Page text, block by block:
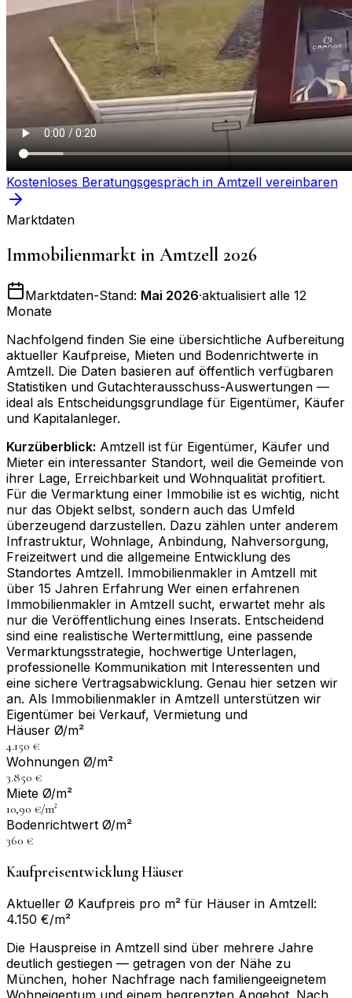
Kostenloses Beratungsgespräch in Amtzell vereinbaren
Marktdaten
Immobilienmarkt in Amtzell 2026
Marktdaten-Stand: Mai 2026·aktualisiert alle 12
Monate
Nachfolgend finden Sie eine übersichtliche Aufbereitung
aktueller Kaufpreise, Mieten und Bodenrichtwerte in
Amtzell. Die Daten basieren auf öffentlich verfügbaren
Statistiken und Gutachterausschuss-Auswertungen —
ideal als Entscheidungsgrundlage für Eigentümer, Käufer
und Kapitalanleger.
Kurzüberblick: Amtzell ist für Eigentümer, Käufer und
Mieter ein interessanter Standort, weil die Gemeinde von
ihrer Lage, Erreichbarkeit und Wohnqualität profitiert.
Für die Vermarktung einer Immobilie ist es wichtig, nicht
nur das Objekt selbst, sondern auch das Umfeld
überzeugend darzustellen. Dazu zählen unter anderem
Infrastruktur, Wohnlage, Anbindung, Nahversorgung,
Freizeitwert und die allgemeine Entwicklung des
Standortes Amtzell. Immobilienmakler in Amtzell mit
über 15 Jahren Erfahrung Wer einen erfahrenen
Immobilienmakler in Amtzell sucht, erwartet mehr als
nur die Veröffentlichung eines Inserats. Entscheidend
sind eine realistische Wertermittlung, eine passende
Vermarktungsstrategie, hochwertige Unterlagen,
professionelle Kommunikation mit Interessenten und
eine sichere Vertragsabwicklung. Genau hier setzen wir
an. Als Immobilienmakler in Amtzell unterstützen wir
Eigentümer bei Verkauf, Vermietung und
Häuser Ø/m²
4.150 €
Wohnungen Ø/m²
3.850 €
Miete Ø/m²
10,90 €/m²
Bodenrichtwert Ø/m²
360 €
Kaufpreisentwicklung Häuser
Aktueller Ø Kaufpreis pro m² für Häuser in Amtzell:
4.150 €/m²
Die Hauspreise in Amtzell sind über mehrere Jahre
deutlich gestiegen — getragen von der Nähe zu
München, hoher Nachfrage nach familiengeeignetem
Wohneigentum und einem begrenzten Angebot. Nach